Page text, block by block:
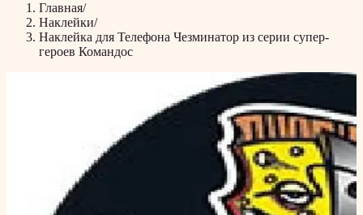
Главная/
Наклейки/
Наклейка для Телефона Чезминатор из серии супер-
героев Командос